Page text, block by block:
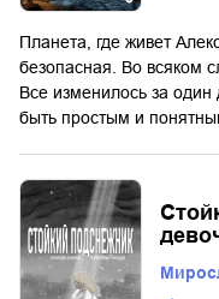
Планета, где живет
безопасная. Во всяком
Все изменилось за
быть простым и